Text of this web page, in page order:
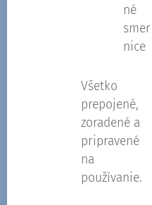
né
smer
nice
Všetko
prepojené,
zoradené a
pripravené
na
používanie.